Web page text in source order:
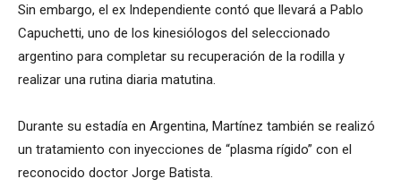
Sin embargo, el ex Independiente contó que llevará a Pablo
Capuchetti, uno de los kinesiólogos del seleccionado
argentino para completar su recuperación de la rodilla y
realizar una rutina diaria matutina.
Durante su estadía en Argentina, Martínez también se realizó
un tratamiento con inyecciones de “plasma rígido” con el
reconocido doctor Jorge Batista.